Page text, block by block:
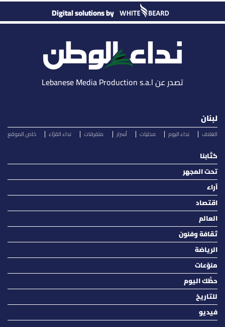
Digital solutions by
تصدر عن Lebanese Media Production s.a.l
لبنان
الغلاف نداء اليوم محليات أسرار متفرقات نداء القرّاء خاص الموقع
كتّابنا
تحت المجهر
آراء
اقتصاد
العالم
ثقافة وفنون
الرياضة
منوّعات
حظّك اليوم
للتاريخ
فيديو